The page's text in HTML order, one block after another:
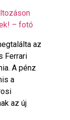
– fotó
az
Ferrari
A pénz
a
az új